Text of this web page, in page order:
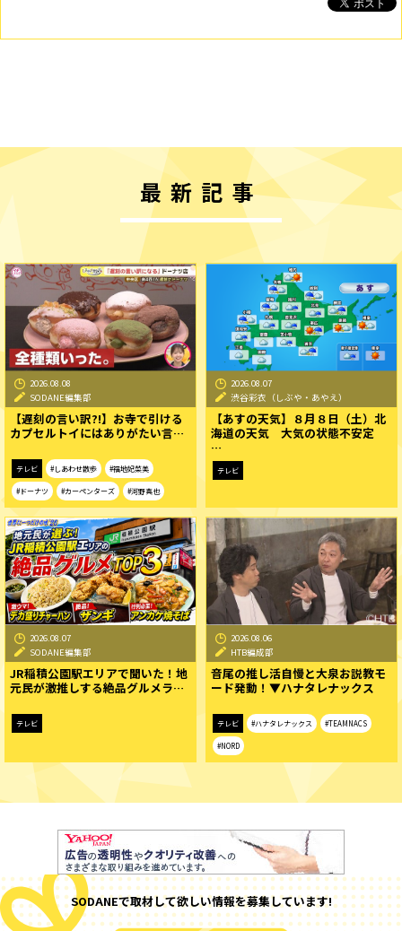
最新記事
2026.08.08
SODANE編集部
【遅刻の言い訳?!】お寺で引ける
カプセルトイにはありがたい言…
テレビ #しあわせ散歩 #福地妃菜美
#ドーナツ #カーペンターズ #河野真也
2026.08.07
渋谷彩衣（しぶや・あやえ）
【あすの天気】８月８日（土）北
海道の天気 大気の状態不安定
…
テレビ
2026.08.07
SODANE編集部
JR稲積公園駅エリアで聞いた！地
元民が激推しする絶品グルメラ…
テレビ
2026.08.06
HTB編成部
音尾の推し活自慢と大泉お説教モ
ード発動！▼ハナタレナックス
テレビ #ハナタレナックス #TEAMNACS
#NORD
SODANEで取材して欲しい情報を募集しています!